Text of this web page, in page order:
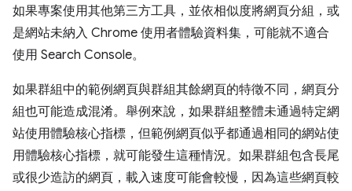
如果專案使用其他第三方工具，並依相似度將網頁分組，或
是網站未納入 Chrome 使用者體驗資料集，可能就不適合
使用 Search Console。
如果群組中的範例網頁與群組其餘網頁的特徵不同，網頁分
組也可能造成混淆。舉例來說，如果群組整體未通過特定網
站使用體驗核心指標，但範例網頁似乎都通過相同的網站使
用體驗核心指標，就可能發生這種情況。如果群組包含長尾
或很少造訪的網頁，載入速度可能會較慢，因為這些網頁較